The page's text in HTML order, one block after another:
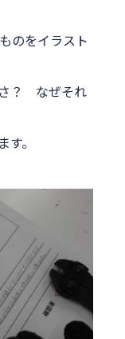
のをイラスト
？　なぜそれ
。